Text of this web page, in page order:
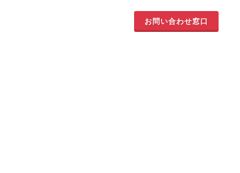
お問い合わせ窓口